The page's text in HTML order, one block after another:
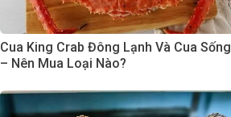
Cua King Crab Đông Lạnh Và Cua Sống
– Nên Mua Loại Nào?